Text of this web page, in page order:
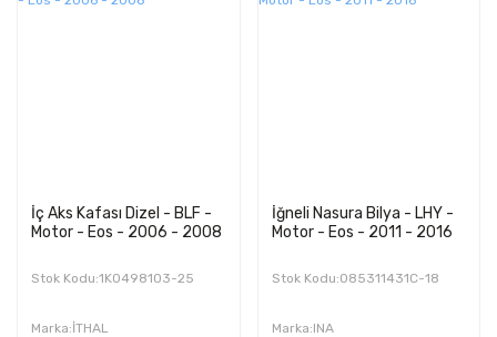
İç Aks Kafası Dizel - BLF -
Motor - Eos - 2006 - 2008
Stok Kodu:1K0498103-25
Marka:İTHAL
İğneli Nasura Bilya - LHY -
Motor - Eos - 2011 - 2016
Stok Kodu:085311431C-18
Marka:INA